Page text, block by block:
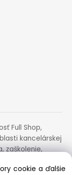
Full Shop,
kancelárskej
zaškolenie,
cookie a ďalšie